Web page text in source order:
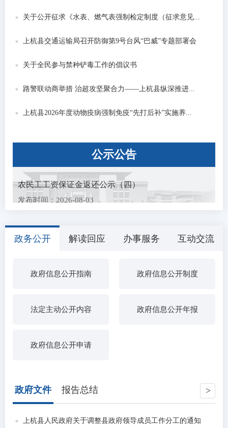
关于公开征求《水表、燃气表强制检定制度（征求意见...
上杭县交通运输局召开防御第9号台风“巴威”专题部署会
关于全民参与禁种铲毒工作的倡议书
路警联动商举措 治超攻坚聚合力——上杭县纵深推进...
上杭县2026年度动物疫病强制免疫“先打后补”实施养...
公示公告
农民工工资保证金返还公示（四）
发布时间：2026-08-03
品产销对接活动展...
发布时间：2026-07-27
关于公开征求《水表、燃气表强制检定制度（征求意
发布时间：2026-07-21
中央层面整治形式主义为基层减负专项工作机制办公
发布时间：2026-07-15
农民工工资保证金返还公示（三）
县第十八批高校...
上杭县2026年度动物疫病强制免疫“先打后补”实施养
政务公开 解读回应 办事服务 互动交流
政府信息公开指南 政府信息公开制度
法定主动公开内容 政府信息公开年报
政府信息公开申请
政府文件 报告总结
上杭县人民政府关于调整县政府领导成员工作分工的通知